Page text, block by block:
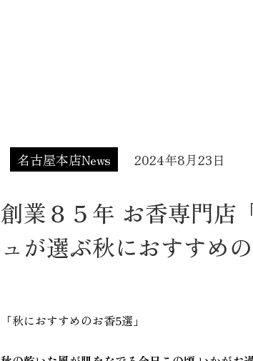
名古屋本店News 2024年8月23日
創業８５年 お香専門店
ュが選ぶ秋におすすめ
「秋におすすめのお香5選」